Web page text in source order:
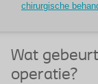
chirurgische
Wat
operatie?